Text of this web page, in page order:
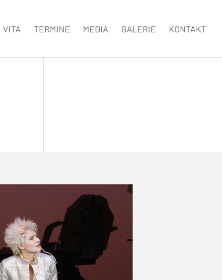
VITA TERMINE MEDIA GALERIE KONTAKT